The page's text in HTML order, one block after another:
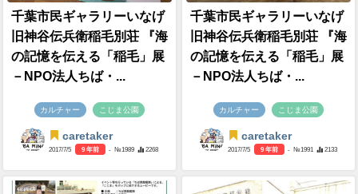
千葉市民ギャラリーいなげ
旧神谷伝兵衛稲毛別荘 『海
の記憶を伝える「稲毛」展
－NPO法人ちば・...
カルチャー こじま公園
caretaker
2017/7/5 9 年前 - №1989 2268
千葉市民ギャラリーいなげ
旧神谷伝兵衛稲毛別荘 『海
の記憶を伝える「稲毛」展
－NPO法人ちば・...
カルチャー こじま公園
caretaker
2017/7/5 9 年前 - №1991 2133